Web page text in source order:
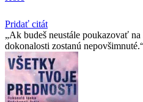
Pridať citát
Ak budeš neustále poukazovať
dokonalosti zostanú nepovšimnuté.